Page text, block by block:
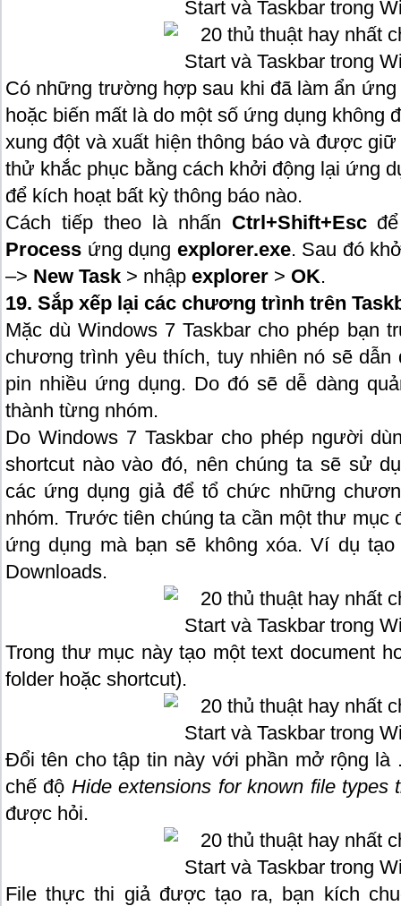
Có những trường hợp sau khi đã làm ẩn
hoặc biến mất là do một số ứng dụng không
xung đột và xuất hiện thông báo và được
thử khắc phục bằng cách khởi động lại ứng
để kích hoạt bất kỳ thông báo nào.
Cách tiếp theo là nhấn Ctrl+Shift+Escđể
Process ứng dụng explorer.exe. Sau đó
–> New Task > nhập explorer > OK.
19. Sắp xếp lại các chương trình trên
Mặc dù Windows 7 Taskbar cho phép bạn
chương trình yêu thích, tuy nhiên nó sẽ
pin nhiều ứng dụng. Do đó sẽ dễ dàng
thành từng nhóm.
Do Windows 7 Taskbar cho phép người
shortcut nào vào đó, nên chúng ta sẽ sử
các ứng dụng giả để tổ chức những
nhóm. Trước tiên chúng ta cần một thư mục
ứng dụng mà bạn sẽ không xóa. Ví dụ
Downloads.
Trong thư mục này tạo một text document
folder hoặc shortcut).
Đổi tên cho tập tin này với phần mở rộng
chế độ Hide extensions for known file types
được hỏi.
File thực thi giả được tạo ra, bạn kích